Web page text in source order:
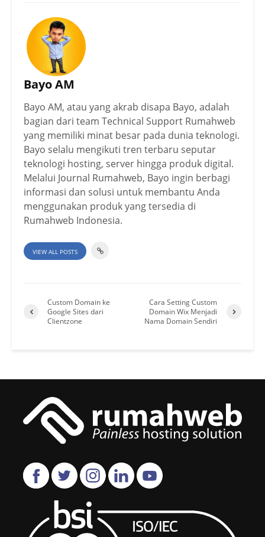
Bayo AM
Bayo AM, atau yang akrab disapa Bayo, adalah
bagian dari team Technical Support Rumahweb
yang memiliki minat besar pada dunia teknologi.
Bayo selalu mengikuti tren terbaru seputar
teknologi hosting, server hingga produk digital.
Melalui Journal Rumahweb, Bayo ingin berbagi
informasi dan solusi untuk membantu Anda
menggunakan produk yang tersedia di
Rumahweb Indonesia.
VIEW ALL POSTS
Custom Domain ke
Google Sites dari
Clientzone
Cara Setting Custom
Domain Wix Menjadi
Nama Domain Sendiri